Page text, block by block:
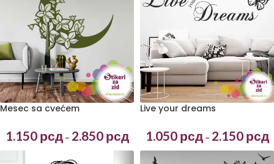
Mesec sa cvećem
1.150 рсд – 2.850 рсд
Live your dreams
1.050 рсд – 2.150 рсд